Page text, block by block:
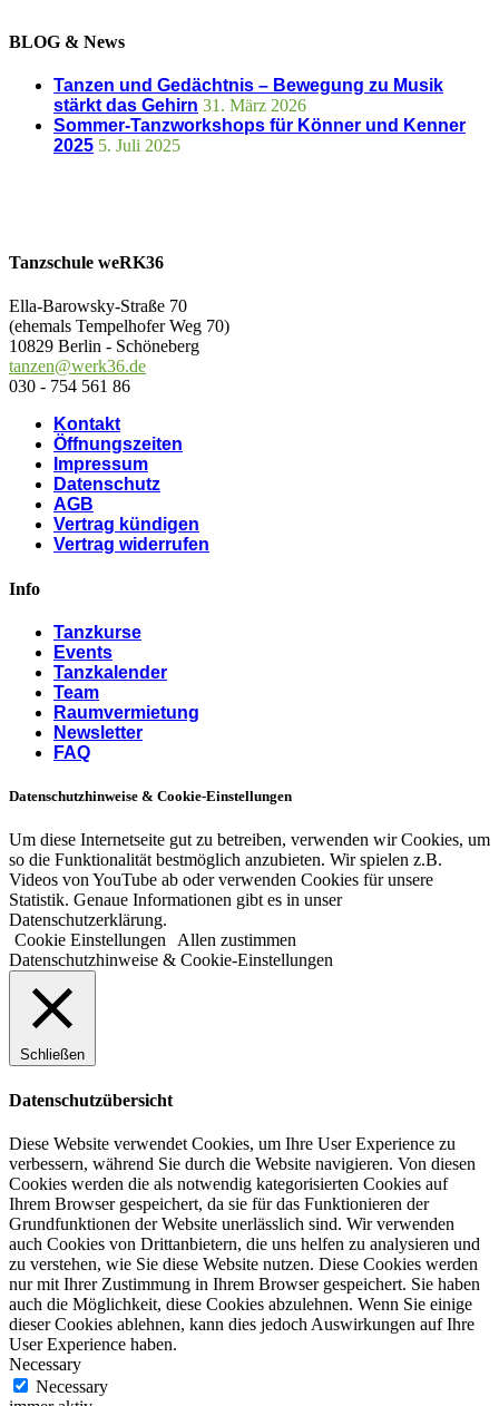
BLOG & News
Tanzen und Gedächtnis – Bewegung zu Musik
stärkt das Gehirn 31. März 2026
Sommer-Tanzworkshops für Könner und Kenner
2025 5. Juli 2025
Tanzschule weRK36
Ella-Barowsky-Straße 70
(ehemals Tempelhofer Weg 70)
10829 Berlin - Schöneberg
tanzen@werk36.de
030 - 754 561 86
Kontakt
Öffnungszeiten
Impressum
Datenschutz
AGB
Vertrag kündigen
Vertrag widerrufen
Info
Tanzkurse
Events
Tanzkalender
Team
Raumvermietung
Newsletter
FAQ
Datenschutzhinweise & Cookie-Einstellungen
Um diese Internetseite gut zu betreiben, verwenden wir Cookies, um
so die Funktionalität bestmöglich anzubieten. Wir spielen z.B.
Videos von YouTube ab oder verwenden Cookies für unsere
Statistik. Genaue Informationen gibt es in unser
Datenschutzerklärung.
Cookie Einstellungen
Allen zustimmen
Datenschutzhinweise & Cookie-Einstellungen
Schließen
Datenschutzübersicht
Diese Website verwendet Cookies, um Ihre User Experience zu
verbessern, während Sie durch die Website navigieren. Von diesen
Cookies werden die als notwendig kategorisierten Cookies auf
Ihrem Browser gespeichert, da sie für das Funktionieren der
Grundfunktionen der Website unerlässlich sind. Wir verwenden
auch Cookies von Drittanbietern, die uns helfen zu analysieren und
zu verstehen, wie Sie diese Website nutzen. Diese Cookies werden
nur mit Ihrer Zustimmung in Ihrem Browser gespeichert. Sie haben
auch die Möglichkeit, diese Cookies abzulehnen. Wenn Sie einige
dieser Cookies ablehnen, kann dies jedoch Auswirkungen auf Ihre
User Experience haben.
Necessary
Necessary